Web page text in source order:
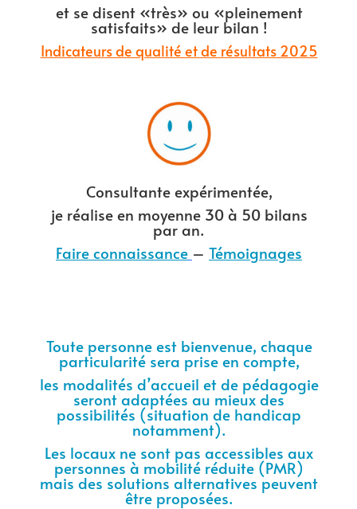
et se disent «très» ou «pleinement
satisfaits» de leur bilan !
Indicateurs de qualité et de résultats 2025
Consultante expérimentée,
je réalise en moyenne 30 à 50 bilans
par an.
Faire connaissance – Témoignages
Toute personne est bienvenue, chaque
particularité sera prise en compte,
les modalités d’accueil et de pédagogie
seront adaptées au mieux des
possibilités (situation de handicap
notamment).
Les locaux ne sont pas accessibles aux
personnes à mobilité réduite (PMR)
mais des solutions alternatives peuvent
être proposées.